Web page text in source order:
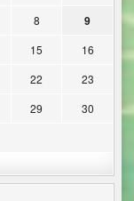
8 9
15
16
22
23
29
30